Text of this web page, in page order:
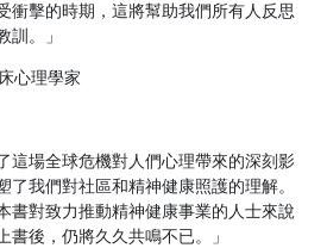
衝擊的時期，這將幫助我們所有人反思
訓。」
心理學家
這場全球危機對人們心理帶來的深刻影
了我們對社區和精神健康照護的理解。
書對致力推動精神健康事業的人士來說
後，仍將久久共鳴不已。」